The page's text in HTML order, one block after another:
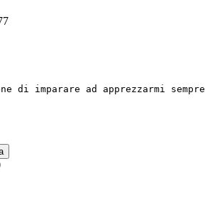
di imparare ad apprezzarmi